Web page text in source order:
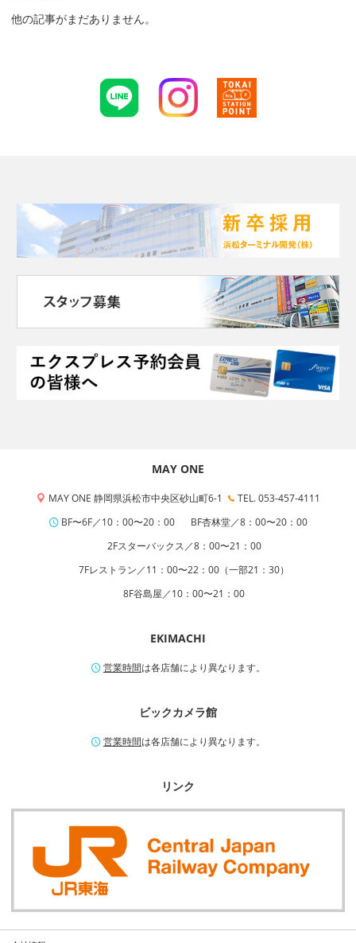
他の記事がまだありません。
MAY ONE
MAY ONE 静岡県浜松市中央区砂山町6-1
TEL. 053-457-4111
BF〜6F／10：00〜20：00
BF杏林堂／8：00〜20：00
2Fスターバックス／8：00〜21：00
7Fレストラン／11：00〜22：00（一部21：30）
8F谷島屋／10：00〜21：00
EKIMACHI
営業時間は各店舗により異なります。
ビックカメラ館
営業時間は各店舗により異なります。
リンク